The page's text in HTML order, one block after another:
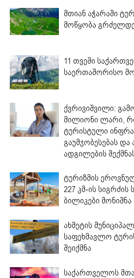
მთიან აჭარაში
მოწყობა
11 თვეში
საერთაშორისო
ქვრივიშვილი:
მილიონი ლარი,
ტურისტული
გაუმჯობესებას
ადგილების
ტურიზმის
227 კმ-ის
ბილიკები მონიშნა
ახმეტის
საფეხმავლო
შეიქმნა
საქართველოს